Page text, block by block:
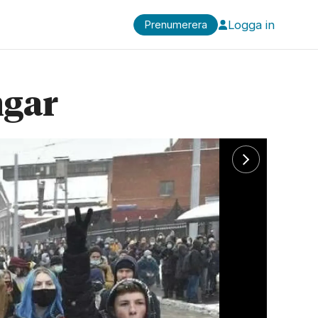
Prenumerera Logga in